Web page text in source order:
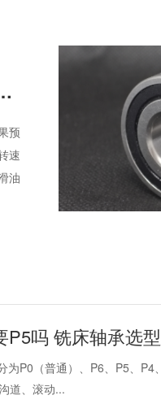
哪些？怎么预防？
预
速
油
吗 铣床轴承选
为P0（普通）、P6、P5、
道、滚动...